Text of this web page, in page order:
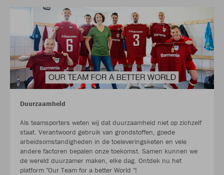
Duurzaamheid
Als teamsporters weten wij dat duurzaamheid niet op zichzelf
staat. Verantwoord gebruik van grondstoffen, goede
arbeidsomstandigheden in de toeleveringsketen en vele
andere factoren bepalen onze toekomst. Samen kunnen we
de wereld duurzamer maken, elke dag. Ontdek nu het
platform "Our Team for a better World "!